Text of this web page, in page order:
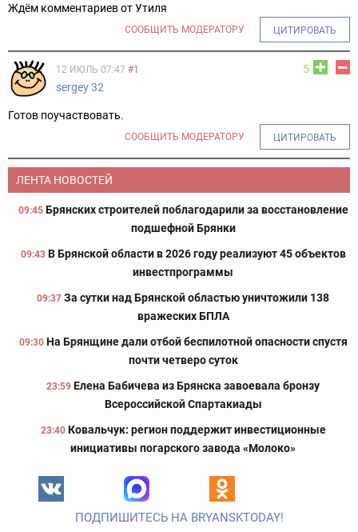
Ждём комментариев от Утиля
СООБЩИТЬ МОДЕРАТОРУ ЦИТИРОВАТЬ
5
12 ИЮЛЬ 07:47 #1
sergey 32
Готов поучаствовать.
СООБЩИТЬ МОДЕРАТОРУ ЦИТИРОВАТЬ
ЛЕНТА НОВОСТЕЙ
09:45 Брянских строителей поблагодарили за восстановление
подшефной Брянки
09:43 В Брянской области в 2026 году реализуют 45 объектов
инвестпрограммы
09:37 За сутки над Брянской областью уничтожили 138
вражеских БПЛА
09:30 На Брянщине дали отбой беспилотной опасности спустя
почти четверо суток
23:59 Елена Бабичева из Брянска завоевала бронзу
Всероссийской Спартакиады
23:40 Ковальчук: регион поддержит инвестиционные
инициативы погарского завода «Молоко»
ПОДПИШИТЕСЬ НА BRYANSKTODAY!